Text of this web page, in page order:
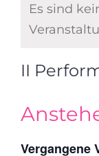
Es sind
II
Vergangene